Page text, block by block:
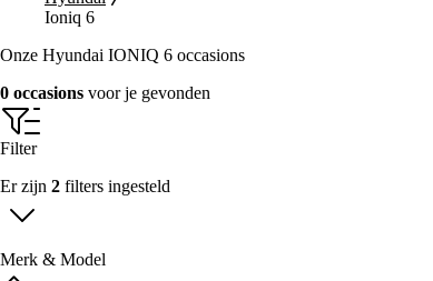
Ioniq 6
Onze Hyundai IONIQ 6 occasions
0 occasions voor je gevonden
Filter
Er zijn 2 filters ingesteld
Merk & Model